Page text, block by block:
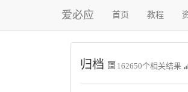
爱必应 首页 教程
归档 162650个相关结果